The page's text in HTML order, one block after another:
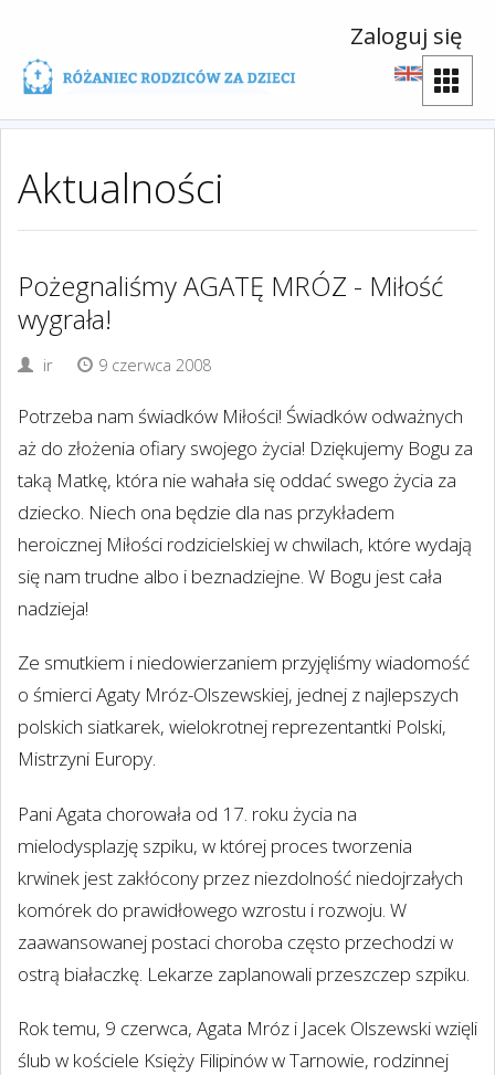
Zaloguj się
Aktualności
Pożegnaliśmy AGATĘ MRÓZ - Miłość
wygrała!
ir 9 czerwca 2008
Potrzeba nam świadków Miłości! Świadków odważnych
aż do złożenia ofiary swojego życia! Dziękujemy Bogu za
taką Matkę, która nie wahała się oddać swego życia za
dziecko. Niech ona będzie dla nas przykładem
heroicznej Miłości rodzicielskiej w chwilach, które wydają
się nam trudne albo i beznadziejne. W Bogu jest cała
nadzieja!
Ze smutkiem i niedowierzaniem przyjęliśmy wiadomość
o śmierci Agaty Mróz-Olszewskiej, jednej z najlepszych
polskich siatkarek, wielokrotnej reprezentantki Polski,
Mistrzyni Europy.
Pani Agata chorowała od 17. roku życia na
mielodysplazję szpiku, w której proces tworzenia
krwinek jest zakłócony przez niezdolność niedojrzałych
komórek do prawidłowego wzrostu i rozwoju. W
zaawansowanej postaci choroba często przechodzi w
ostrą białaczkę. Lekarze zaplanowali przeszczep szpiku.
Rok temu, 9 czerwca, Agata Mróz i Jacek Olszewski wzięli
ślub w kościele Księży Filipinów w Tarnowie, rodzinnej